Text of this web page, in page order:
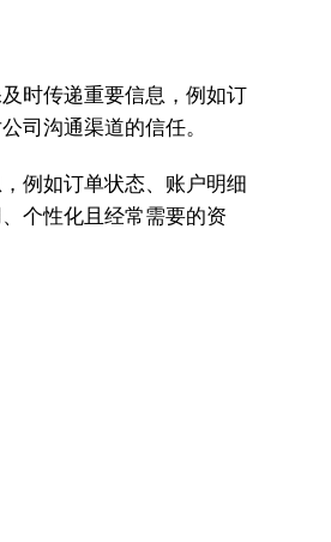
时传递重要信息，例如订
司沟通渠道的信任。
例如订单状态、账户明细
个性化且经常需要的资